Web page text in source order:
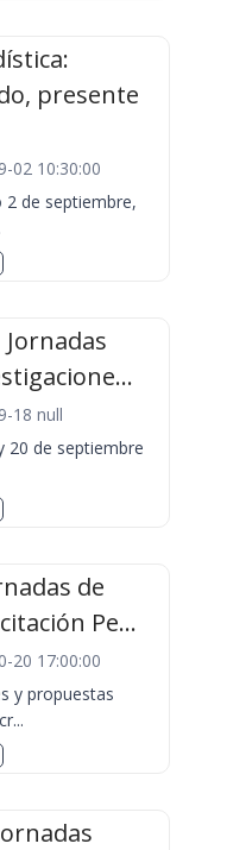
presente
02 10:30:00
2 de septiembre,
Jornadas
18 null
20 de septiembre
de
Pe...
20 17:00:00
y propuestas